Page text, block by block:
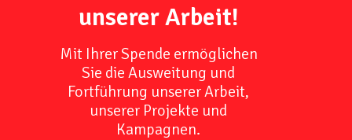
unserer Arbeit!
Mit Ihrer Spende ermöglichen
Sie die Ausweitung und
Fortführung unserer Arbeit,
unserer Projekte und
Kampagnen.